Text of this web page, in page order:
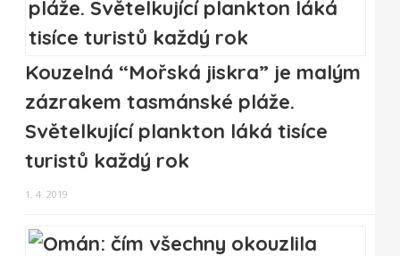
Kouzelná “Mořská jiskra” je malým
zázrakem tasmánské pláže.
Světelkující plankton láká tisíce
turistů každý rok
1. 4. 2019